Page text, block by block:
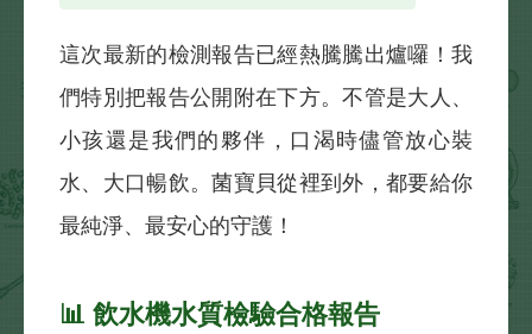
這次最新的檢測報告已經熱騰騰出爐囉！我
們特別把報告公開附在下方。不管是大人、
小孩還是我們的夥伴，口渴時儘管放心裝
水、大口暢飲。菌寶貝從裡到外，都要給你
最純淨、最安心的守護！
📊 飲水機水質檢驗合格報告